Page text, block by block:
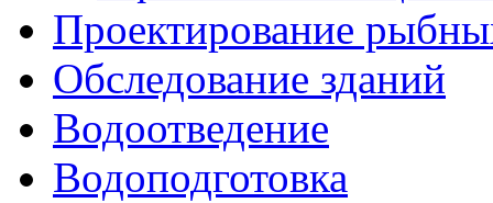
Проектирование
Обследование зданий
Водоотведение
Водоподготовка